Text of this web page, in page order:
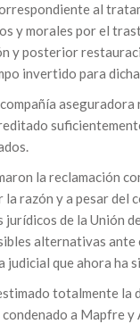
al
y morales por el
y posterior
invertido para
la reclamación
razón y a pesar del
de la Unión
alternativas ante
que ahora ha
totalmente la
a Mapfre